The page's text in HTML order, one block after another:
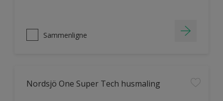
Sammenligne
Nordsjö One Super Tech husmaling